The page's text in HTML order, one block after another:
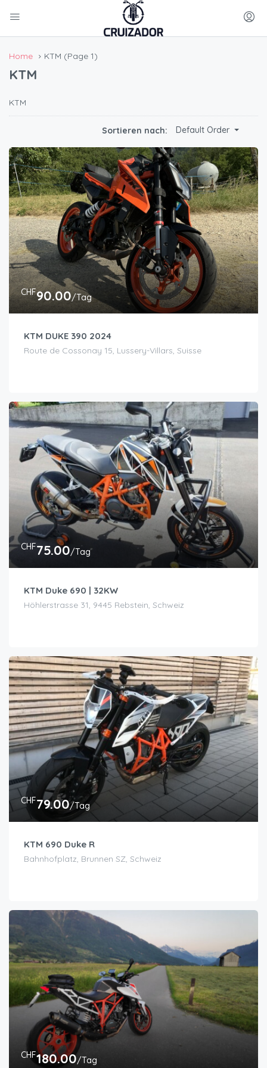
Home KTM (Page 1)
KTM
KTM
Sortieren nach: Default Order
CHF90.00/Tag
KTM DUKE 390 2024
Route de Cossonay 15, Lussery-Villars, Suisse
CHF75.00/Tag
KTM Duke 690 | 32KW
Höhlerstrasse 31, 9445 Rebstein, Schweiz
CHF79.00/Tag
KTM 690 Duke R
Bahnhofplatz, Brunnen SZ, Schweiz
CHF180.00/Tag